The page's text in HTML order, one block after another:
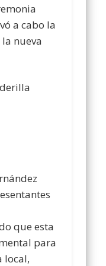
a cabo la
nueva
que esta
para
local,